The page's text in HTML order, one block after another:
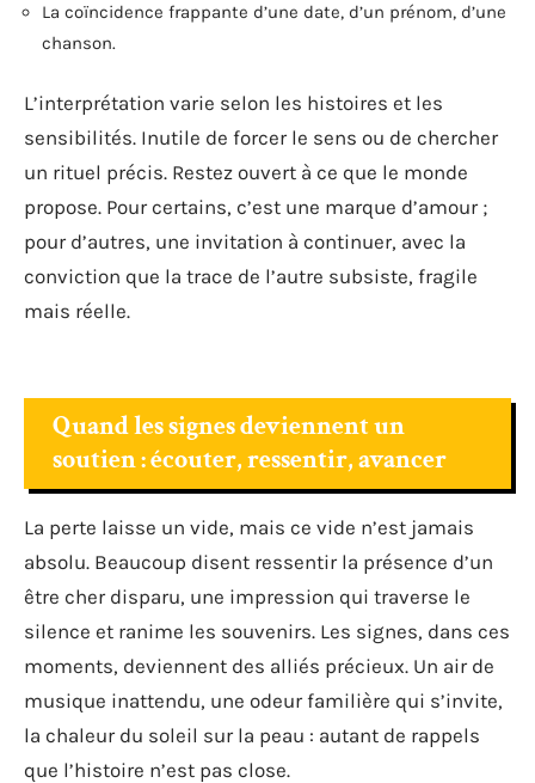
La coïncidence frappante d’une date, d’un prénom, d’une
chanson.
L’interprétation varie selon les histoires et les
sensibilités. Inutile de forcer le sens ou de chercher
un rituel précis. Restez ouvert à ce que le monde
propose. Pour certains, c’est une marque d’amour ;
pour d’autres, une invitation à continuer, avec la
conviction que la trace de l’autre subsiste, fragile
mais réelle.
Quand les signes deviennent un
soutien : écouter, ressentir, avancer
La perte laisse un vide, mais ce vide n’est jamais
absolu. Beaucoup disent ressentir la présence d’un
être cher disparu, une impression qui traverse le
silence et ranime les souvenirs. Les signes, dans ces
moments, deviennent des alliés précieux. Un air de
musique inattendu, une odeur familière qui s’invite,
la chaleur du soleil sur la peau : autant de rappels
que l’histoire n’est pas close.